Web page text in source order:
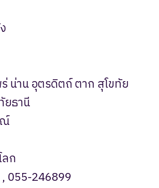
น่าน อุตรดิตถ์ ตาก สุโขทัย
ยธานี
ก
055-246899